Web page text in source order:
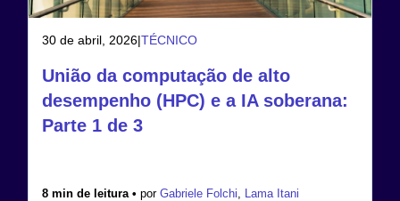
30 de abril, 2026|TÉCNICO
União da computação de alto
desempenho (HPC) e a IA soberana:
Parte 1 de 3
8 min de leitura • por Gabriele Folchi, Lama Itani